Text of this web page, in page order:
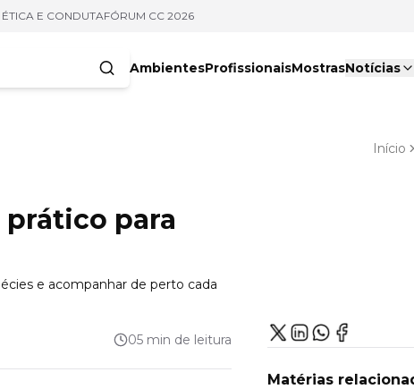
E CONDUTAFÓRUM CC 2026
AmbientesProfissionaisMostrasNotícias
Início
prático para
e acompanhar de perto cada
05 min de leitura
Matérias